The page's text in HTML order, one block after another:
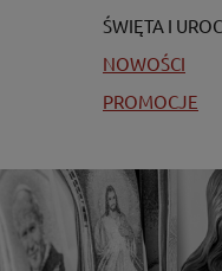
ŚWIĘTA I
NOWOŚCI
PROMOCJE